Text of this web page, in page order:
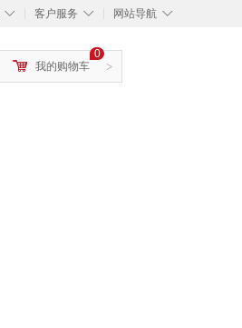
◇ ◇
客户服务 ◇
网站导航
>
0
我的购物车